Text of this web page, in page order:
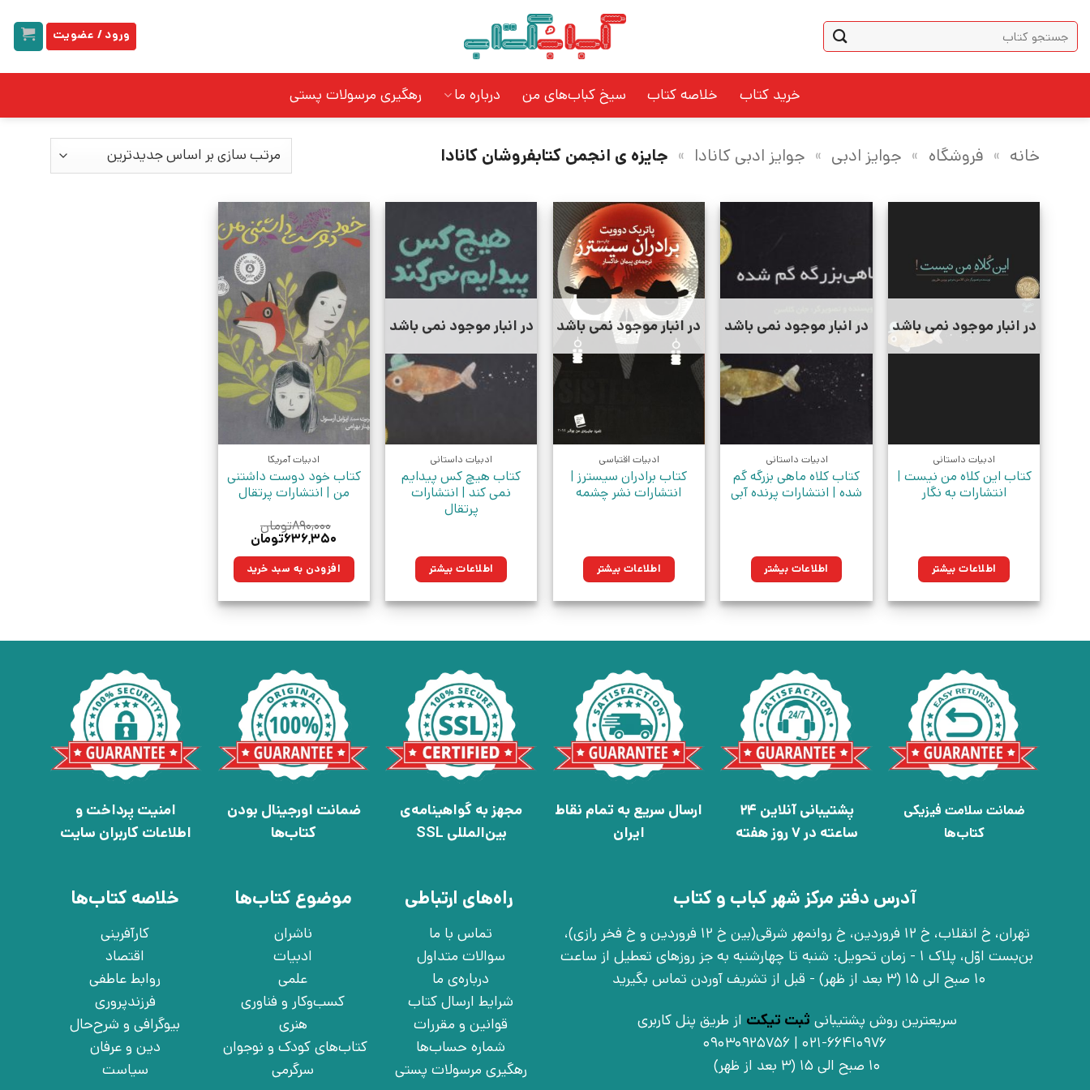
content
جستجو
برای:
ورود / عضویت
خرید کتاب خلاصه کتاب سیخ کباب‌های من درباره ما رهگیری مرسولات پستی
خانه » فروشگاه » جوایز ادبی » جوایز ادبی کانادا » جایزه ی انجمن کتابفروشان کانادا
در انبار موجود نمی باشد
ادبیات داستانی
کتاب این کلاه من نیست |
انتشارات به نگار
اطلاعات بیشتر
در انبار موجود نمی باشد
ادبیات داستانی
کتاب کلاه ماهی بزرگه گم
شده | انتشارات پرنده آبی
اطلاعات بیشتر
در انبار موجود نمی باشد
ادبیات اقتباسی
کتاب برادران سیسترز |
انتشارات نشر چشمه
اطلاعات بیشتر
در انبار موجود نمی باشد
ادبیات داستانی
کتاب هیچ کس پیدایم
نمی کند | انتشارات
پرتقال
اطلاعات بیشتر
ادبیات آمریکا
کتاب خود دوست داشتنی
من | انتشارات پرتقال
۸۹۰,۰۰۰تومان
قیمت
۸۹۰,۰۰۰تومان
بود.
۶۳۶,۳۵۰تومانقیمت
۶۳۶,۳۵۰تومان.افزودن به سبد خرید
ضمانت سلامت فیزیکی
کتاب‌ها
پشتیبانی آنلاین 24
ساعته در 7 روز هفته
ارسال سریع به تمام نقاط
ایران
مجهز به گواهینامه‌ی
بین‌المللی SSL
ضمانت اورجینال بودن
کتاب‌ها
امنیت پرداخت و
اطلاعات کاربران سایت
آدرس دفتر مرکز شهر کباب و کتاب
تهران، خ انقلاب، خ 12 فروردین، خ روانمهر شرقی(بین خ 12 فروردین و خ فخر رازی)،
بن‌بست اوّل، پلاک 1 - زمان تحویل: شنبه تا چهارشنبه به جز روزهای تعطیل از ساعت
10 صبح الی 15 (3 بعد از ظهر) - قبل از تشریف آوردن تماس بگیرید
سریعترین روش پشتیبانی ثبت تیکت از طریق پنل کاربری
10 صبح الی 15 (3 بعد از ظهر)
راه‌های ارتباطی
تماس با ما
سوالات متداول
درباره‌ی ما
شرایط ارسال کتاب
قوانین و مقررات
شماره حساب‌ها
رهگیری مرسولات پستی
موضوع کتاب‌ها
ناشران
ادبیات
علمی
کسب‌وکار و فناوری
هنری
کتاب‌های کودک و نوجوان
سرگرمی
خلاصه کتاب‌ها
کارآفرینی
اقتصاد
روابط عاطفی
فرزندپروری
بیوگرافی و شرح‌حال
دین و عرفان
سیاست